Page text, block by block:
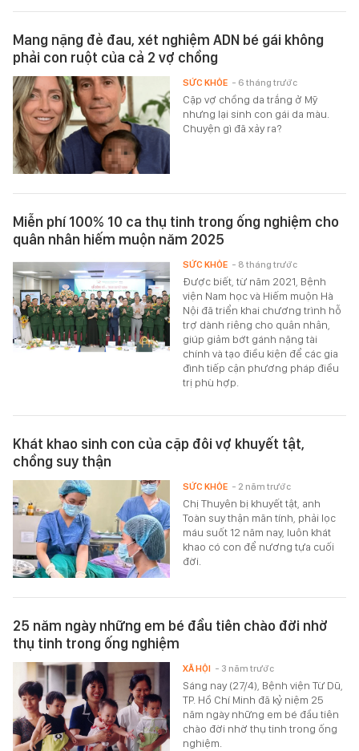
Mang nặng đẻ đau, xét nghiệm ADN bé gái không
phải con ruột của cả 2 vợ chồng
Cặp vợ chồng da trắng ở Mỹ
nhưng lại sinh con gái da màu.
Chuyện gì đã xảy ra?
SỨC KHỎE - 6 tháng trước
Miễn phí 100% 10 ca thụ tinh trong ống nghiệm cho
quân nhân hiếm muộn năm 2025
Được biết, từ năm 2021, Bệnh
viện Nam học và Hiếm muộn Hà
Nội đã triển khai chương trình hỗ
trợ dành riêng cho quân nhân,
giúp giảm bớt gánh nặng tài
chính và tạo điều kiện để các gia
đình tiếp cận phương pháp điều
trị phù hợp.
SỨC KHỎE - 8 tháng trước
Khát khao sinh con của cặp đôi vợ khuyết tật,
chồng suy thận
Chị Thuyên bị khuyết tật, anh
Toàn suy thận mãn tính, phải lọc
máu suốt 12 năm nay, luôn khát
khao có con để nương tựa cuối
đời.
SỨC KHỎE - 2 năm trước
25 năm ngày những em bé đầu tiên chào đời nhờ
thụ tinh trong ống nghiệm
Sáng nay (27/4), Bệnh viện Từ Dũ,
TP. Hồ Chí Minh đã kỷ niệm 25
năm ngày những em bé đầu tiên
chào đời nhờ thụ tinh trong ống
nghiệm.
XÃ HỘI - 3 năm trước